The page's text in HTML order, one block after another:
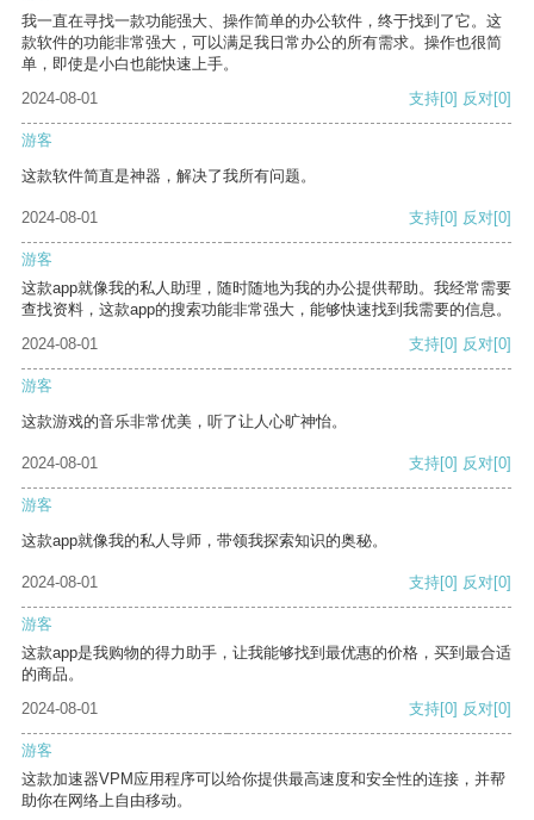
我一直在寻找一款功能强大、操作简单的办公软件，终于找到了它。这
款软件的功能非常强大，可以满足我日常办公的所有需求。操作也很简
单，即使是小白也能快速上手。
2024-08-01
支持[0] 反对[0]
游客
这款软件简直是神器，解决了我所有问题。
2024-08-01 支持[0] 反对[0]
游客
这款app就像我的私人助理，随时随地为我的办公提供帮助。我经常需要
查找资料，这款app的搜索功能非常强大，能够快速找到我需要的信息。
2024-08-01
支持[0] 反对[0]
游客
这款游戏的音乐非常优美，听了让人心旷神怡。
2024-08-01 支持[0] 反对[0]
游客
这款app就像我的私人导师，带领我探索知识的奥秘。
2024-08-01 支持[0] 反对[0]
游客
这款app是我购物的得力助手，让我能够找到最优惠的价格，买到最合适
的商品。
2024-08-01
支持[0] 反对[0]
游客
这款加速器VPM应用程序可以给你提供最高速度和安全性的连接，并帮
助你在网络上自由移动。